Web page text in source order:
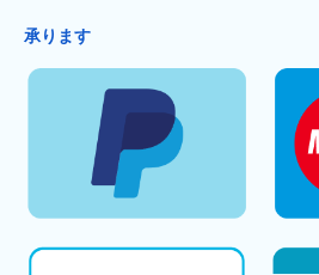
承ります